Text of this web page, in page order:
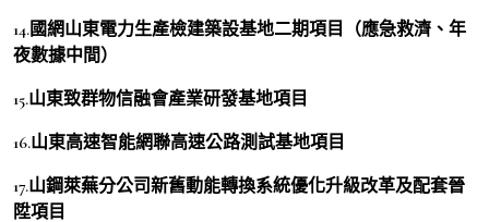
14.國網山東電力生產檢建築設基地二期項目（應急救濟、年
夜數據中間）
15.山東致群物信融會產業研發基地項目
16.山東高速智能網聯高速公路測試基地項目
17.山鋼萊蕪分公司新舊動能轉換系統優化升級改革及配套晉
陞項目